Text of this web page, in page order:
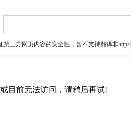
三方网页内容的安全性，暂不支持翻译非